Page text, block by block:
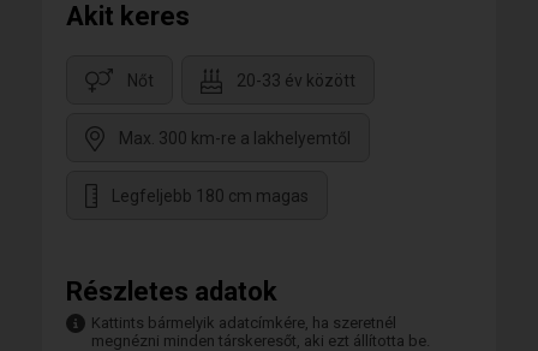
Akit keres
Nőt 20-33 év között
Max. 300 km-re a lakhelyemtől
Legfeljebb 180 cm magas
Részletes adatok
Kattints bármelyik adatcímkére, ha szeretnél
megnézni minden társkeresőt, aki ezt állította be.